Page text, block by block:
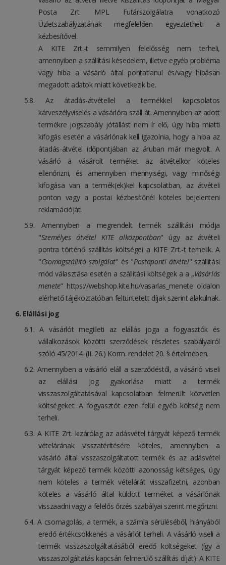
Posta Zrt. MPL Futárszolgálatra vonatkozó
Üzletszabályzatának megfelelően egyeztetheti a
kézbesítővel.
A KITE Zrt.-t semmilyen felelősség nem terheli,
amennyiben a szállítási késedelem, illetve egyéb probléma
vagy hiba a vásárló által pontatlanul és/vagy hibásan
megadott adatok miatt következik be.
Az átadás-átvétellel a termékkel kapcsolatos
kárveszélyviselés a vásárlóra száll át. Amennyiben az adott
termékre jogszabály jótállást nem ír elő, úgy hiba miatti
kifogás esetén a vásárlónak kell igazolnia, hogy a hiba az
átadás-átvétel időpontjában az áruban már megvolt. A
vásárló a vásárolt terméket az átvételkor köteles
ellenőrizni, és amennyiben mennyiségi, vagy minőségi
kifogása van a termék(ek)kel kapcsolatban, az átvételi
ponton vagy a postai kézbesítőnél köteles bejelenteni
reklamációját.
Amennyiben a megrendelt termék szállítási módja
"Személyes átvétel KITE alközpontban" úgy az átvételi
pontra történő szállítás költségei a KITE Zrt.-t terhelik. A
"Csomagszállító szolgálat" és "Postaponti átvétel" szállítási
mód választása esetén a szállítási költségek a a „Vásárlás
menete” https://webshop.kite.hu/vasarlas_menete oldalon
elérhető tájékoztatóban feltüntetett díjak szerint alakulnak.
Elállási jog
A vásárlót megilleti az elállás joga a fogyasztók és
vállalkozások közötti szerződések részletes szabályairól
szóló 45/2014. (II. 26.) Korm. rendelet 20. § értelmében.
Amennyiben a vásárló eláll a szerződéstől, a vásárló viseli
az elállási jog gyakorlása miatt a termék
visszaszolgáltatásával kapcsolatban felmerült közvetlen
költségeket. A fogyasztót ezen felül egyéb költség nem
terheli.
A KITE Zrt. kizárólag az adásvétel tárgyát képező termék
vételárának visszatérítésére köteles, amennyiben a
vásárló által visszaszolgáltatott termék és az adásvétel
tárgyát képező termék közötti azonosság kétséges, úgy
nem köteles a termék vételárát visszafizetni, azonban
köteles a vásárló által küldött terméket a vásárlónak
visszaadni vagy a felelős őrzés szabályai szerint megőrizni.
A csomagolás, a termék, a számla sérüléséből, hiányából
eredő értékcsökkenés a vásárlót terheli. A vásárló viseli a
termék visszaszolgáltatásából eredő költségeket (így a
visszaszolgáltatás kapcsán felmerülő szállítás díját). A KITE